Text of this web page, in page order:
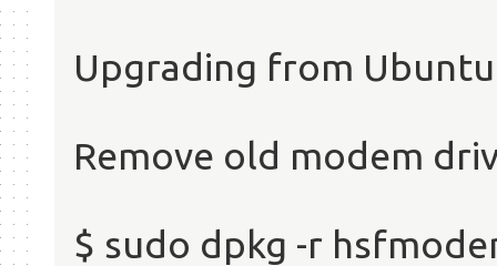
Upgrading from
Remove old modem
$ sudo dpkg -r